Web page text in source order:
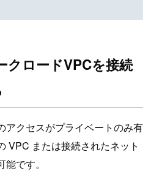
クロードVPCを接続
アクセスがプライベートのみ有
VPC または接続されたネット
です。